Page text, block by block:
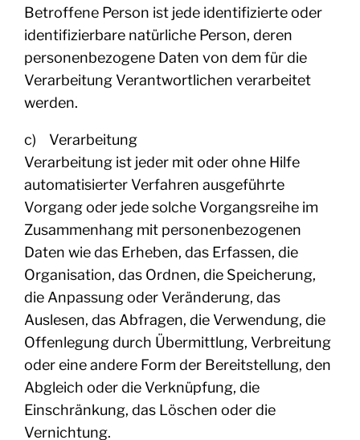
Betroffene Person ist jede identifizierte oder
identifizierbare natürliche Person, deren
personenbezogene Daten von dem für die
Verarbeitung Verantwortlichen verarbeitet
werden.
c) Verarbeitung
Verarbeitung ist jeder mit oder ohne Hilfe
automatisierter Verfahren ausgeführte
Vorgang oder jede solche Vorgangsreihe im
Zusammenhang mit personenbezogenen
Daten wie das Erheben, das Erfassen, die
Organisation, das Ordnen, die Speicherung,
die Anpassung oder Veränderung, das
Auslesen, das Abfragen, die Verwendung, die
Offenlegung durch Übermittlung, Verbreitung
oder eine andere Form der Bereitstellung, den
Abgleich oder die Verknüpfung, die
Einschränkung, das Löschen oder die
Vernichtung.